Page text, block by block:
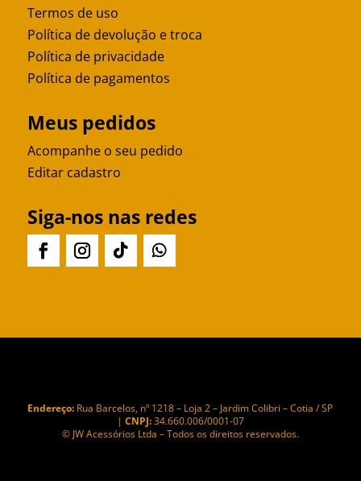
Termos de uso
Política de devolução e troca
Política de privacidade
Política de pagamentos
Meus pedidos
Acompanhe o seu pedido
Editar cadastro
Siga-nos nas redes
Endereço: Rua Barcelos, nº 1218 – Loja 2 – Jardim Colibri – Cotia / SP
| CNPJ:34.660.006/0001-07
© JW Acessórios Ltda – Todos os direitos reservados.